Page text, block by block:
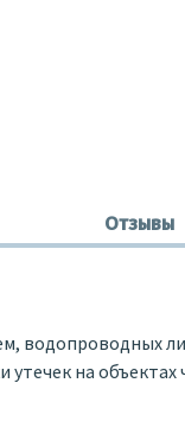
Отзывы
водопроводных
на